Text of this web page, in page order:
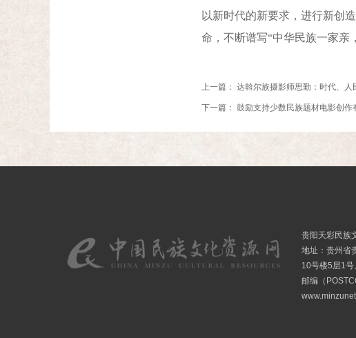
以新时代的新要求，进行新创
命，不断谱写“中华民族一家亲
上一篇： 达斡尔族摄影师思勤：时代、人
下一篇： 鼓励支持少数民族题材电影创作
贵阳天彩民族
地址：贵州省
10号楼5层1号
邮编（